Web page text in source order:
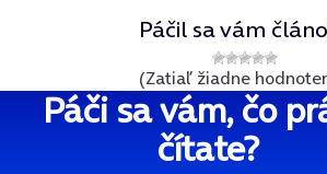
Páčil sa vám
(Zatiaľ žiadne
Páči sa vám, čo
čítate?